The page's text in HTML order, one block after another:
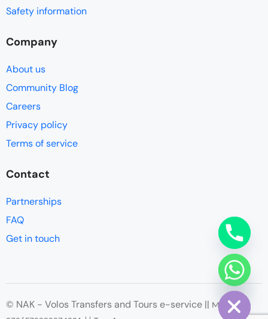
Safety information
Company
About us
Community Blog
Careers
Privacy policy
Terms of service
Contact
Partnerships
FAQ
Get in touch
© NAK - Volos Transfers and Tours e-service || ΜΗΤΕ:
Hide
chaty